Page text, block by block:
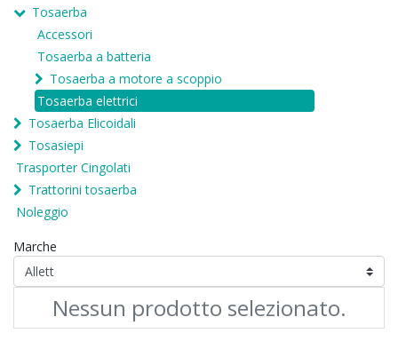
Tosaerba
Accessori
Tosaerba a batteria
Tosaerba a motore a scoppio
Tosaerba elettrici
Tosaerba Elicoidali
Tosasiepi
Trasporter Cingolati
Trattorini tosaerba
Noleggio
Marche
Nessun prodotto selezionato.